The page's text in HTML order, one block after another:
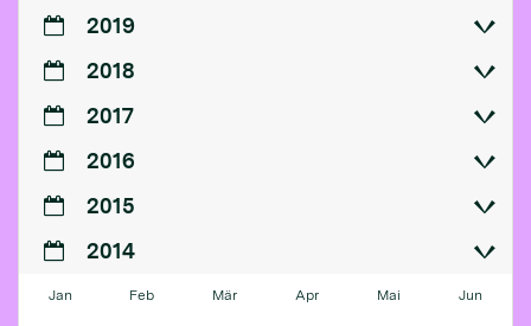
2019
2018
2017
2016
2015
2014
Jan Feb Mär Apr Mai Jun